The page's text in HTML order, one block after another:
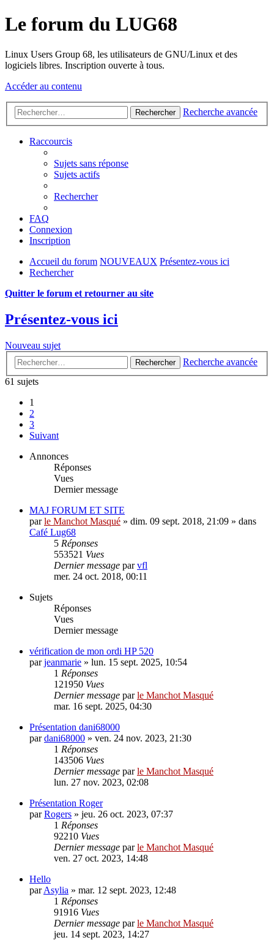
Le forum du LUG68
Linux Users Group 68, les utilisateurs de GNU/Linux et des
logiciels libres. Inscription ouverte à tous.
Accéder au contenu
Rechercher Recherche avancée
Raccourcis
Sujets sans réponse
Sujets actifs
Rechercher
FAQ
Connexion
Inscription
Accueil du forum NOUVEAUX Présentez-vous ici
Rechercher
Quitter le forum et retourner au site
Présentez-vous ici
Nouveau sujet
Rechercher
Recherche avancée
61 sujets
1
2
3
Suivant
Annonces
Réponses
Vues
Dernier message
MAJ FORUM ET SITE
parle Manchot Masqué » dim. 09 sept. 2018, 21:09 » dans
Café Lug68
5 Réponses
553521 Vues
Dernier message parvfl
mer. 24 oct. 2018, 00:11
Sujets
Réponses
Vues
Dernier message
vérification de mon ordi HP 520
parjeanmarie » lun. 15 sept. 2025, 10:54
1 Réponses
121950 Vues
Dernier message parle Manchot Masqué
mar. 16 sept. 2025, 04:30
Présentation dani68000
pardani68000 » ven. 24 nov. 2023, 21:30
1 Réponses
143506 Vues
Dernier message parle Manchot Masqué
lun. 27 nov. 2023, 02:08
Présentation Roger
parRogers » jeu. 26 oct. 2023, 07:37
1 Réponses
92210 Vues
Dernier message parle Manchot Masqué
ven. 27 oct. 2023, 14:48
Hello
parAsylia » mar. 12 sept. 2023, 12:48
1 Réponses
91916 Vues
Dernier message parle Manchot Masqué
jeu. 14 sept. 2023, 14:27